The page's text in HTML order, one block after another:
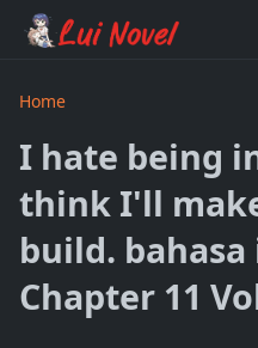
Home
I hate being
think I'll
build.
Chapter 11